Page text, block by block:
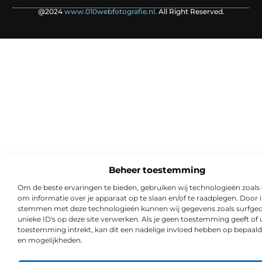
Beheer toestemming
Om de beste ervaringen te bieden, gebruiken wij technologieën zoals
om informatie over je apparaat op te slaan en/of te raadplegen. Door
stemmen met deze technologieën kunnen wij gegevens zoals
unieke ID's op deze site verwerken. Als je geen toestemming geeft of
toestemming intrekt, kan dit een nadelige invloed hebben op
en mogelijkheden.
@2024 www.010webfotografie.nl. All Right Reserved.